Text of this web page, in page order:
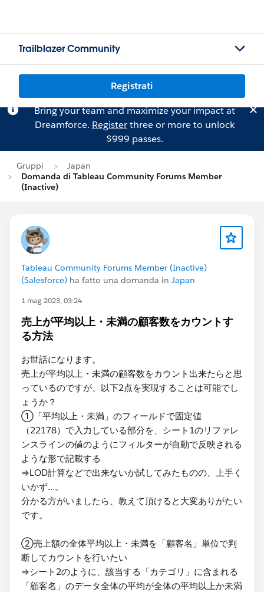
Trailblazer Community
Registrati
Bring your team and maximize your impact at
Dreamforce. Registerthree or more to unlock
$999 passes.
Gruppi
Japan
Domanda di Tableau Community Forums Member
(Inactive)
Tableau Community Forums Member (Inactive)
(Salesforce) ha fatto una domanda in Japan
1 mag 2023, 03:24
売上が平均以上・未満の顧客数をカウントす
る方法
お世話になります。
売上が平均以上・未満の顧客数をカウント出来たらと思
っているのですが、以下2点を実現することは可能でし
ょうか？
①「平均以上・未満」のフィールド​で固定値
（22178）で入力している部分を、シート1のリファレ
ンスラインの値のようにフィルターが自動で反映される
ような形で記載する
⇒LOD計算などで出来ないか試してみたものの、上手く
いかず…。
分かる方がいましたら、教えて頂けると大変ありがたい
です。
②​売上額の全体平均以上・未満を「顧客名」単位で判
断してカウントを行いたい
​⇒シート2のように、該当する「カテゴリ」に含まれる
「顧客名」のデータ全体の平均が全体の平均以上か未満